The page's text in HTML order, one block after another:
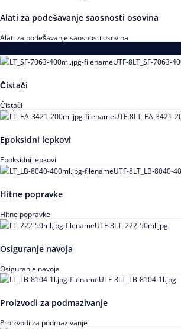
Alati za podešavanje saosnosti osovina
Alati za podešavanje saosnosti osovina
Čistači
Čistači
Epoksidni lepkovi
Epoksidni lepkovi
Hitne popravke
Hitne popravke
Osiguranje navoja
Osiguranje navoja
Proizvodi za podmazivanje
Proizvodi za podmazivanje